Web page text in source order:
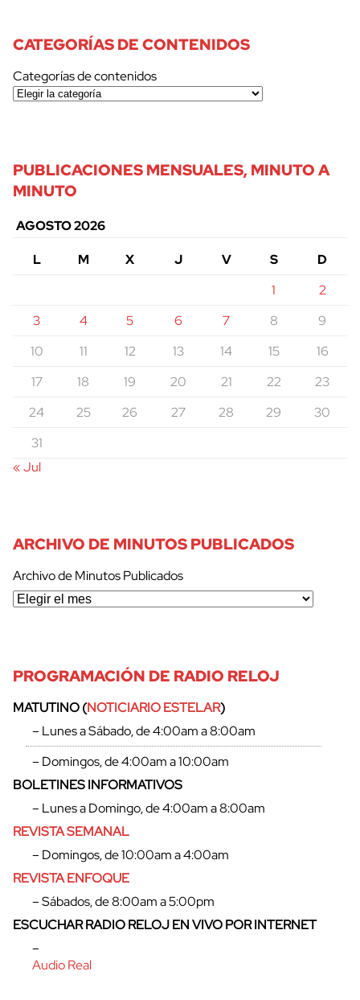
cerrar
CATEGORÍAS DE CONTENIDOS
Categorías de contenidos
PUBLICACIONES MENSUALES, MINUTO A
MINUTO
AGOSTO 2026
L
M X J V S
D
1
2
3
4 5 6 7 8
9
10
11 12 13 14 15
16
17
18 19 20 21 22
23
24
25 26 27 28 29
30
31
« Jul
ARCHIVO DE MINUTOS PUBLICADOS
Archivo de Minutos Publicados
PROGRAMACIÓN DE RADIO RELOJ
MATUTINO (NOTICIARIO ESTELAR)
– Lunes a Sábado, de 4:00am a 8:00am
– Domingos, de 4:00am a 10:00am
BOLETINES INFORMATIVOS
– Lunes a Domingo, de 4:00am a 8:00am
REVISTA SEMANAL
– Domingos, de 10:00am a 4:00am
REVISTA ENFOQUE
– Sábados, de 8:00am a 5:00pm
ESCUCHAR RADIO RELOJ EN VIVO POR INTERNET
–
Audio Real